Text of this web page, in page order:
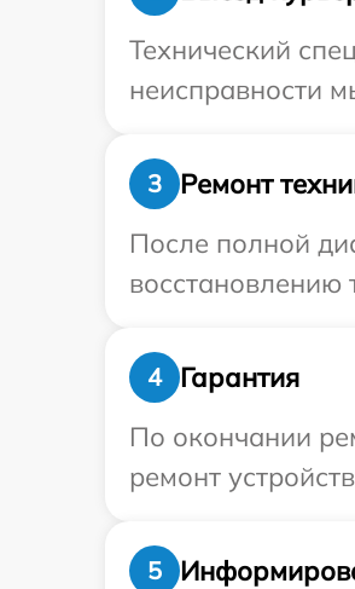
Технический
неисправности
3
Ремонт
После полной
восстановлению
4
Гарантия
По окончании
ремонт
5